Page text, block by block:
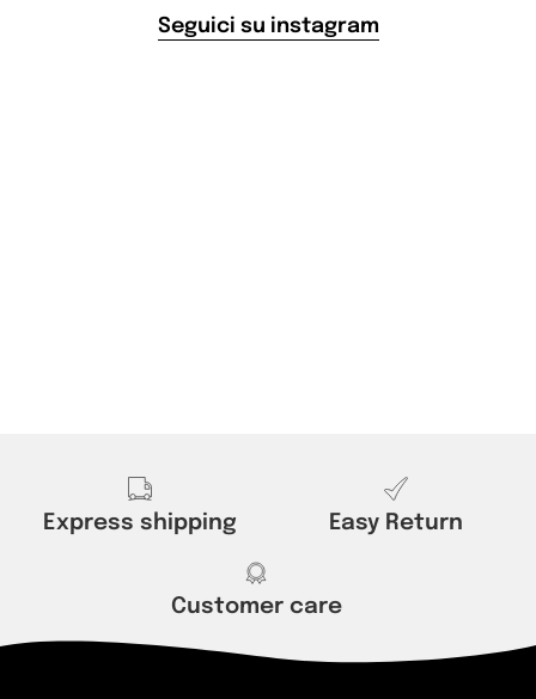
Seguici su instagram
Express shipping Easy Return
Customer care